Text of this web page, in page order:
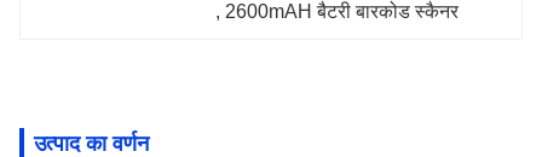
, 2600mAH बैटरी बारकोड स्कैनर
उत्पाद का वर्णन